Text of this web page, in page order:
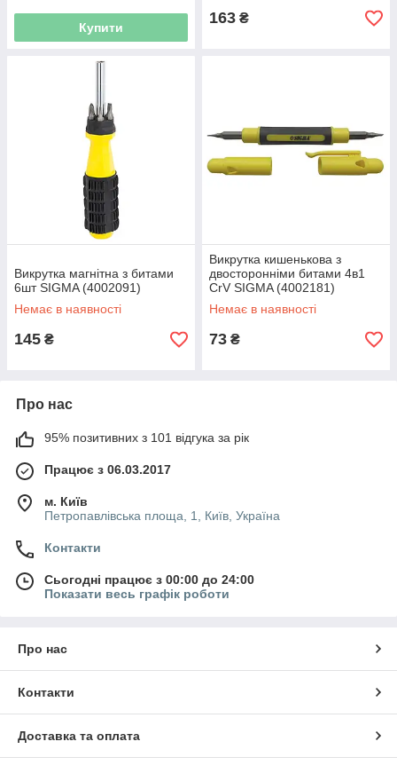
Купити
163 ₴
Викрутка магнітна з битами
6шт SIGMA (4002091)
Немає в наявності
145 ₴
Викрутка кишенькова з
двосторонніми битами 4в1
CrV SIGMA (4002181)
Немає в наявності
73 ₴
Про нас
95% позитивних з 101 відгука за рік
Працює з 06.03.2017
м. Київ
Петропавлівська площа, 1, Київ, Україна
Контакти
Сьогодні працює з 00:00 до 24:00
Показати весь графік роботи
Про нас
Контакти
Доставка та оплата